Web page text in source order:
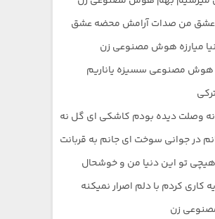
عشق من صدات آرامش محضه عشق
میارزه هوش مصنوعی زن
هوش مصنوعی سسیزه یاناریم
وصلت دیده بودم کاشکی ای گل نه
در جوانی سوخت ای جانم به قربانت
تو این دنیا من و خوشحال
کاری کردم با دلم اصرار نمیکنه
زن